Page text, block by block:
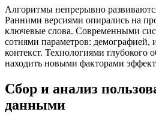
Алгоритмы непрерывно
Ранними версиями опирались на
ключевые слова. Современными
сотнями параметров: демографией,
контекст. Технологиями глубокого
находить новыми факторами
Сбор и анализ
данными